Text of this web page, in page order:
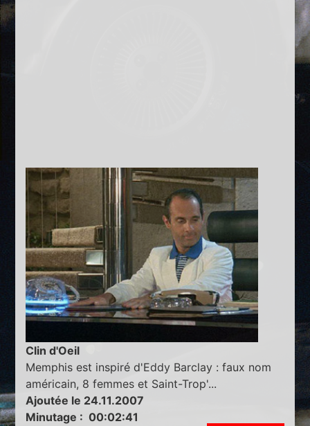
Clin d'Oeil
Memphis est inspiré d'Eddy Barclay : faux nom
américain, 8 femmes et Saint-Trop'...
Ajoutée le 24.11.2007
Minutage : 00:02:41